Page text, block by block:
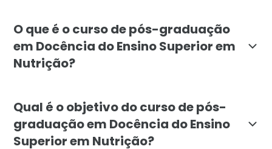
O que é o curso de pós-graduação
em Docência do Ensino Superior em
Nutrição?
Qual é o objetivo do curso de pós-
graduação em Docência do Ensino
Superior em Nutrição?